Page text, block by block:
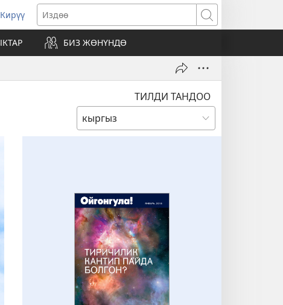
Кирүү
(жаңы
терезе
ачат)
Издөө
БИЗ ЖӨНҮНДӨ
ТИЛДИ ТАНДОО